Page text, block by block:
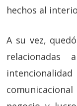
hechos al
A su vez,